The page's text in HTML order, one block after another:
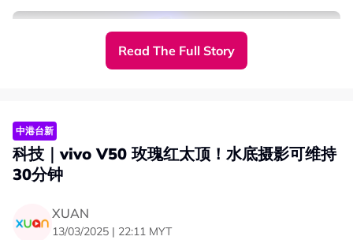
Read The Full Story
中港台新
科技｜vivo V50 玫瑰红太顶！水底摄影可维持
30分钟
XUAN
13/03/2025 | 22:11 MYT